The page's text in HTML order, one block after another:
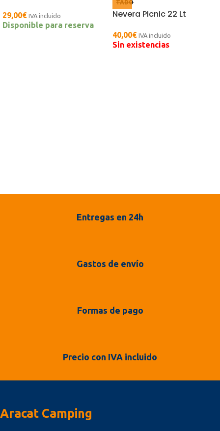
29,00€ IVA incluido
Disponible para reserva
TADO
Nevera Picnic 22 Lt
40,00€ IVA incluido
Sin existencias
Entregas en 24h
Gastos de envío
Formas de pago
Precio con IVA incluido
Aracat Camping